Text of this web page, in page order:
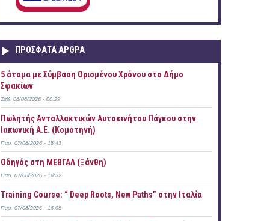
ΠΡOΣΦΑΤΑ AΡΘΡΑ
5 άτομα με Σύμβαση Ορισμένου Χρόνου στο Δήμο
Σφακίων
Σάβ, 08/08/2026 - 00:29
Πωλητής Ανταλλακτικών Αυτοκινήτου Πάγκου στην
Ιαπωνική Α.Ε. (Κομοτηνή)
Παρ, 07/08/2026 - 18:43
Οδηγός στη ΜΕΒΓΑΛ (Ξάνθη)
Παρ, 07/08/2026 - 16:32
Training Course: “ Deep Roots, New Paths” στην Ιταλία
Παρ, 07/08/2026 - 16:05